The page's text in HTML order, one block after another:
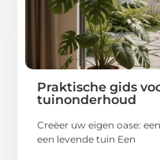
Praktische gids
tuinonderhoud
Creëer uw eigen oase:
een levende tuin Een